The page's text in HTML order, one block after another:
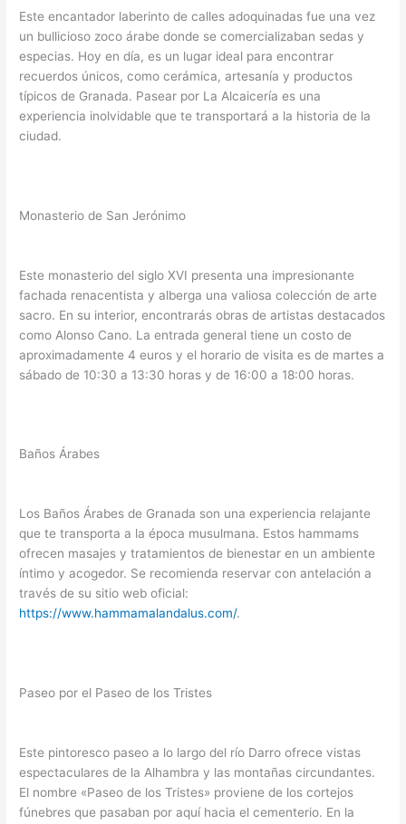
Este encantador laberinto de calles adoquinadas fue una vez
un bullicioso zoco árabe donde se comercializaban sedas y
especias. Hoy en día, es un lugar ideal para encontrar
recuerdos únicos, como cerámica, artesanía y productos
típicos de Granada. Pasear por La Alcaicería es una
experiencia inolvidable que te transportará a la historia de la
ciudad.
Monasterio de San Jerónimo
Este monasterio del siglo XVI presenta una impresionante
fachada renacentista y alberga una valiosa colección de arte
sacro. En su interior, encontrarás obras de artistas destacados
como Alonso Cano. La entrada general tiene un costo de
aproximadamente 4 euros y el horario de visita es de martes a
sábado de 10:30 a 13:30 horas y de 16:00 a 18:00 horas.
Baños Árabes
Los Baños Árabes de Granada son una experiencia relajante
que te transporta a la época musulmana. Estos hammams
ofrecen masajes y tratamientos de bienestar en un ambiente
íntimo y acogedor. Se recomienda reservar con antelación a
través de su sitio web oficial:
https://www.hammamalandalus.com/.
Paseo por el Paseo de los Tristes
Este pintoresco paseo a lo largo del río Darro ofrece vistas
espectaculares de la Alhambra y las montañas circundantes.
El nombre «Paseo de los Tristes» proviene de los cortejos
fúnebres que pasaban por aquí hacia el cementerio. En la